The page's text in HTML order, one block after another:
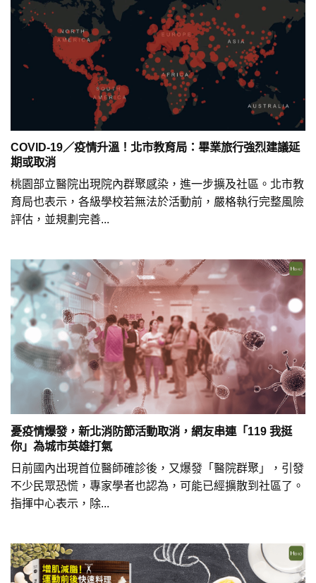
COVID-19／疫情升溫！北市教育局：畢業旅行強烈建議延
期或取消
桃園部立醫院出現院內群聚感染，進一步擴及社區。北市教
育局也表示，各級學校若無法於活動前，嚴格執行完整風險
評估，並規劃完善...
憂疫情爆發，新北消防節活動取消，網友串連「119 我挺
你」為城市英雄打氣
日前國內出現首位醫師確診後，又爆發「醫院群聚」，引發
不少民眾恐慌，專家學者也認為，可能已經擴散到社區了。
指揮中心表示，除...